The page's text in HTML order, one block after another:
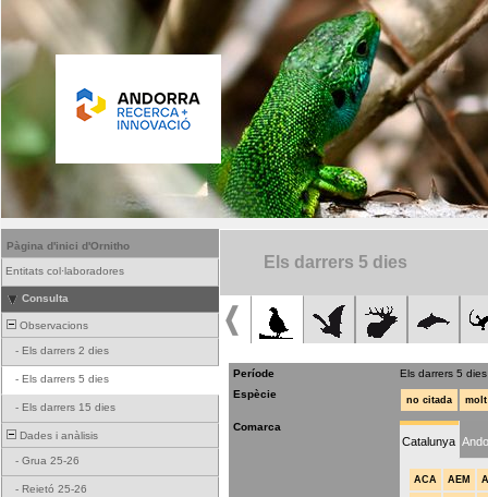
Pàgina d'inici d'Ornitho
Entitats col·laboradores
Consulta
Observacions
- Els darrers 2 dies
- Els darrers 5 dies
- Els darrers 15 dies
Dades i anàlisis
- Grua 25-26
- Reietó 25-26
Els darrers 5 dies
Període
Els darrers 5 dies
Espècie
no citada
Comarca
Catalunya
ACA AEM